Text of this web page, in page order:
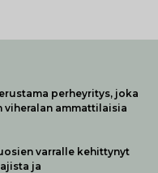
perheyritys, joka
ammattilaisia
varralle kehittynyt
ja